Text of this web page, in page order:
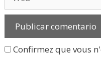
Confirmez que vous